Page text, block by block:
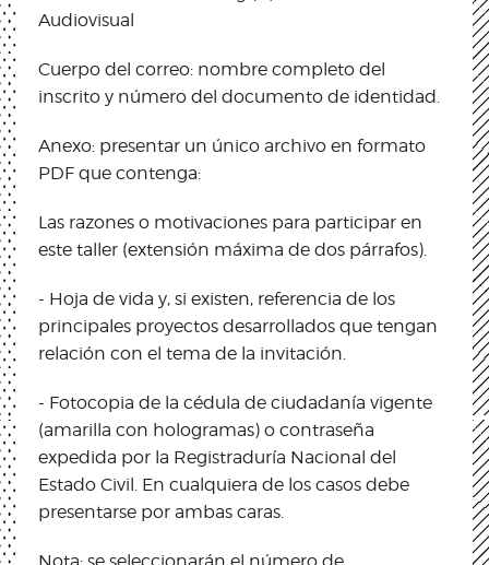
Audiovisual
Cuerpo del correo: nombre completo del
inscrito y número del documento de identidad.
Anexo: presentar un único archivo en formato
PDF que contenga:
Las razones o motivaciones para participar en
este taller (extensión máxima de dos párrafos).
- Hoja de vida y, si existen, referencia de los
principales proyectos desarrollados que tengan
relación con el tema de la invitación.
- Fotocopia de la cédula de ciudadanía vigente
(amarilla con hologramas) o contraseña
expedida por la Registraduría Nacional del
Estado Civil. En cualquiera de los casos debe
presentarse por ambas caras.
Nota: se seleccionarán el número de